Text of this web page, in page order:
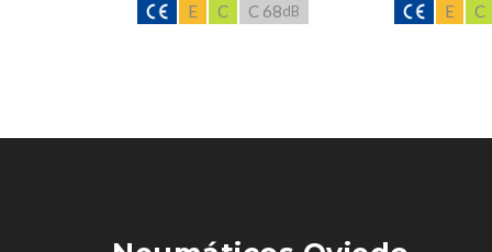
E C C 68dB E C